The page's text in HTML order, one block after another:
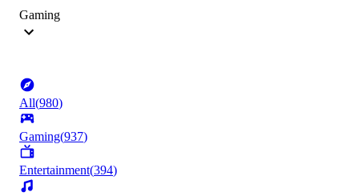
Gaming
All(980)
Gaming(937)
Entertainment(394)